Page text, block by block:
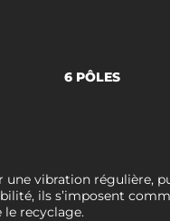
6 PÔLES
vibration régulière,
ils s’imposent
recyclage.